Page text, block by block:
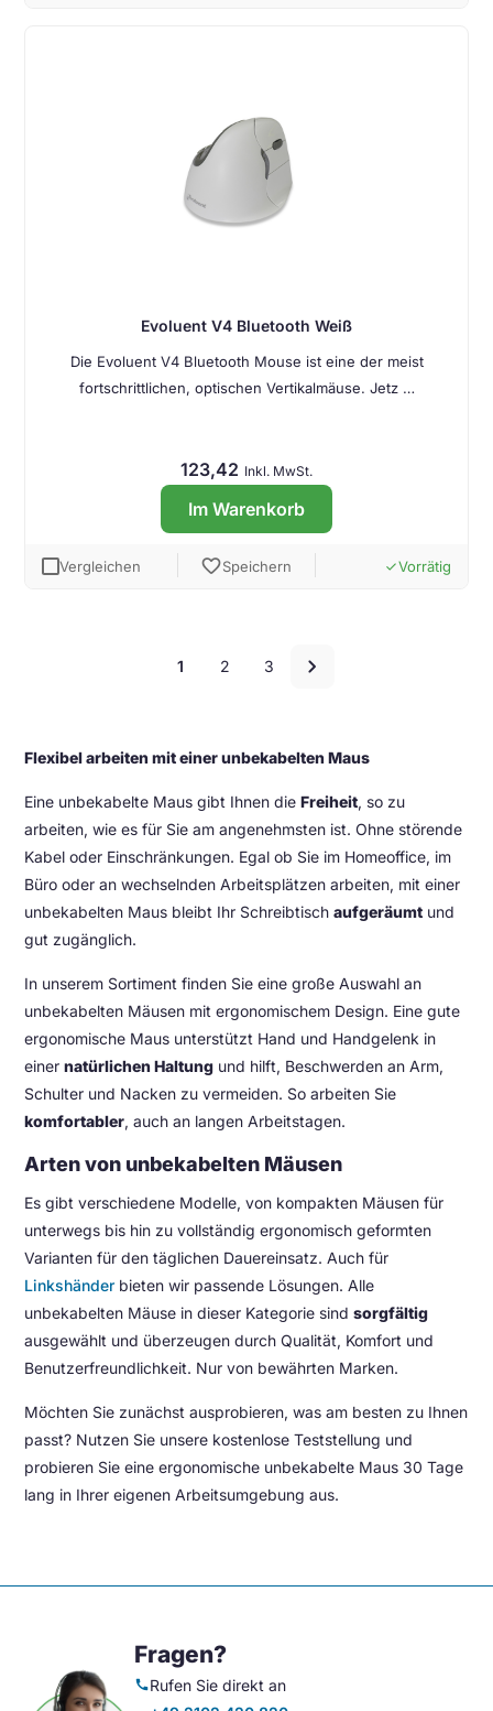
Evoluent V4 Bluetooth Weiß
Die Evoluent V4 Bluetooth Mouse ist eine der meist
fortschrittlichen, optischen Vertikalmäuse. Jetz …
123,42 Inkl. MwSt.
Im Warenkorb
Vergleichen favoriteSpeichern doneVorrätig
Seitenzahlen
Sammlung
1 2 3 chevron_right
Flexibel arbeiten mit einer unbekabelten Maus
Eine unbekabelte Maus gibt Ihnen dieFreiheit, so zu
arbeiten, wie es für Sie am angenehmsten ist. Ohne störende
Kabel oder Einschränkungen. Egal ob Sie im Homeoffice, im
Büro oder an wechselnden Arbeitsplätzen arbeiten, mit einer
unbekabelten Maus bleibt Ihr Schreibtischaufgeräumt und
gut zugänglich.
In unserem Sortiment finden Sie eine große Auswahl an
unbekabelten Mäusen mit ergonomischem Design. Eine gute
ergonomische Maus unterstützt Hand und Handgelenk in
einernatürlichen Haltung und hilft, Beschwerden an Arm,
Schulter und Nacken zu vermeiden. So arbeiten Sie
komfortabler, auch an langen Arbeitstagen.
Arten von unbekabelten Mäusen
Es gibt verschiedene Modelle, von kompakten Mäusen für
unterwegs bis hin zu vollständig ergonomisch geformten
Varianten für den täglichen Dauereinsatz. Auch für
Linkshänder bieten wir passende Lösungen. Alle
unbekabelten Mäuse in dieser Kategorie sindsorgfältig
ausgewählt und überzeugen durch Qualität, Komfort und
Benutzerfreundlichkeit. Nur von bewährten Marken.
Möchten Sie zunächst ausprobieren, was am besten zu Ihnen
passt? Nutzen Sie unsere kostenlose Teststellung und
probieren Sie eine ergonomische unbekabelte Maus 30 Tage
lang in Ihrer eigenen Arbeitsumgebung aus.
Fragen?
callRufen Sie direkt an